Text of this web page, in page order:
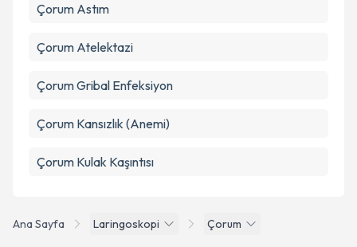
Ana Sayfa Laringoskopi Çorum
Çorum Astım
Çorum Atelektazi
Çorum Gribal Enfeksiyon
Çorum Kansızlık (Anemi)
Çorum Kulak Kaşıntısı